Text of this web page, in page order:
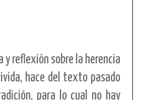
reflexión sobre la herencia
hace del texto pasado
para lo cual no hay